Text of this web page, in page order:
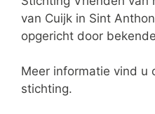
van Cuijk in Sint
opgericht door
Meer informatie vind u
stichting.